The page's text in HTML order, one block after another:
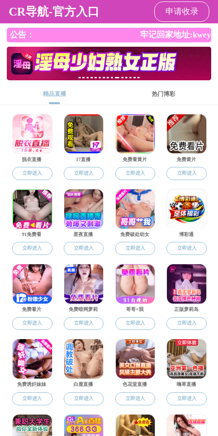
成人影视片
成人影视片 成人影视片概
况
学科建设
当前位置：成人影视片 >通知公告> 正文
成人影
日
附件【附件1.提交博士入学申请材料自查表.xlsx】已下载
附件2-专家推荐书.docx】已下载
次
附件【
附件3-攻读博士研究生研究计划书.doc】已下载
附件【附件4-成果汇总.docx】已下载
次
附件【附件6-参研项目证明.docx】已下载218次
附件【附件5-代表作说明.doc】已下载
次
附件【附件7-科研项目汇总docx.docx 】已下载223次